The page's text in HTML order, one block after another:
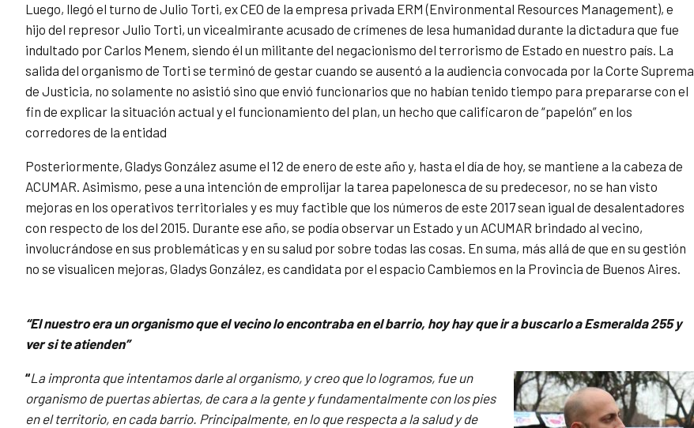
Luego, llegó el turno de Julio Torti, ex CEO de la empresa privada ERM (Environmental Resources Management), e
hijo del represor Julio Torti, un vicealmirante acusado de crímenes de lesa humanidad durante la dictadura que fue
indultado por Carlos Menem, siendo él un militante del negacionismo del terrorismo de Estado en nuestro país. La
salida del organismo de Torti se terminó de gestar cuando se ausentó a la audiencia convocada por la Corte Suprema
de Justicia, no solamente no asistió sino que envió funcionarios que no habían tenido tiempo para prepararse con el
fin de explicar la situación actual y el funcionamiento del plan, un hecho que calificaron de “papelón” en los
corredores de la entidad
Posteriormente, Gladys González asume el 12 de enero de este año y, hasta el día de hoy, se mantiene a la cabeza de
ACUMAR. Asimismo, pese a una intención de emprolijar la tarea papelonesca de su predecesor, no se han visto
mejoras en los operativos territoriales y es muy factible que los números de este 2017 sean igual de desalentadores
con respecto de los del 2015. Durante ese año, se podía observar un Estado y un ACUMAR brindado al vecino,
involucrándose en sus problemáticas y en su salud por sobre todas las cosas. En suma, más allá de que en su gestión
no se visualicen mejoras, Gladys González, es candidata por el espacio Cambiemos en la Provincia de Buenos Aires.
“El nuestro era un organismo que el vecino lo encontraba en el barrio, hoy hay que ir a buscarlo a Esmeralda 255 y
ver si te atienden”
“La impronta que intentamos darle al organismo, y creo que lo logramos, fue un
organismo de puertas abiertas, de cara a la gente y fundamentalmente con los pies
en el territorio, en cada barrio. Principalmente, en lo que respecta a la salud y de